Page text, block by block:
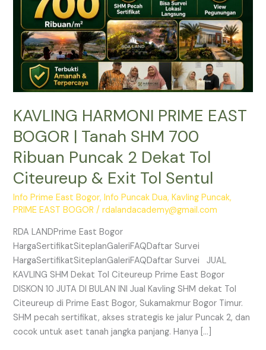
KAVLING HARMONI PRIME EAST
BOGOR | Tanah SHM 700
Ribuan Puncak 2 Dekat Tol
Citeureup & Exit Tol Sentul
Info Prime East Bogor,Info Puncak Dua,Kavling Puncak,
PRIME EAST BOGOR /rdalandacademy@gmail.com
RDA LANDPrime East Bogor
HargaSertifikatSiteplanGaleriFAQDaftar Survei
HargaSertifikatSiteplanGaleriFAQDaftar Survei JUAL
KAVLING SHM Dekat Tol Citeureup Prime East Bogor
DISKON 10 JUTA DI BULAN INI Jual Kavling SHM dekat Tol
Citeureup di Prime East Bogor, Sukamakmur Bogor Timur.
SHM pecah sertifikat, akses strategis ke jalur Puncak 2, dan
cocok untuk aset tanah jangka panjang. Hanya […]
700
Ribuan
Puncak
Dekat
Citeureup
Exit
Tol